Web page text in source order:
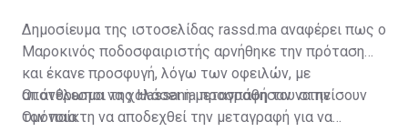
Δημοσίευμα της ιστοσελίδας rassd.ma αναφέρει πως ο
Μαροκινός ποδοσφαιριστής αρνήθηκε την πρόταση
και έκανε προσφυγή, λόγω των οφειλών, με
αποτέλεσμα να χαλάσει η μεταγραφή του στην
Ομόνοια.
Οι άνθρωποι της Hassania προσπάθησαν να πείσουν
τον παίκτη να αποδεχθεί την μεταγραφή για να